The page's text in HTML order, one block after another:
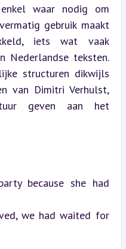
waar nodig om
gebruik maakt
iets wat vaak
Nederlandse teksten.
structuren dikwijls
van Dimitri Verhulst,
geven aan het
because she had
we had waited for